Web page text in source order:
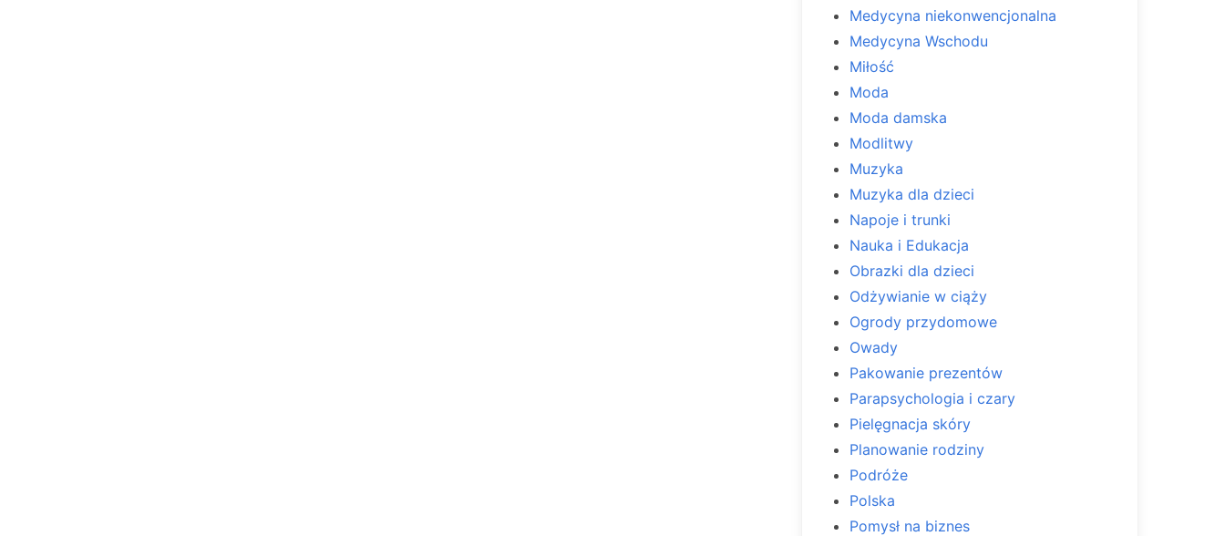
Medycyna niekonwencjonalna
Medycyna Wschodu
Miłość
Moda
Moda damska
Modlitwy
Muzyka
Muzyka dla dzieci
Napoje i trunki
Nauka i Edukacja
Obrazki dla dzieci
Odżywianie w ciąży
Ogrody przydomowe
Owady
Pakowanie prezentów
Parapsychologia i czary
Pielęgnacja skóry
Planowanie rodziny
Podróże
Polska
Pomysł na biznes